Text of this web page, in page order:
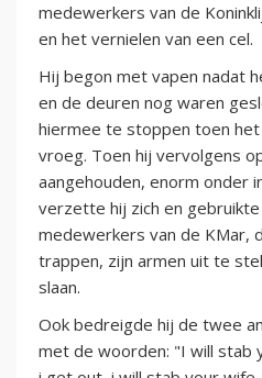
medewerkers van de
en het vernielen van een cel.
Hij begon met vapen nadat
en de deuren nog waren
hiermee te stoppen toen
vroeg. Toen hij vervolgens
aangehouden, enorm onder
verzette hij zich en
medewerkers van de KMar,
trappen, zijn armen uit te
slaan.
Ook bedreigde hij de twee
met de woorden: "I will stab